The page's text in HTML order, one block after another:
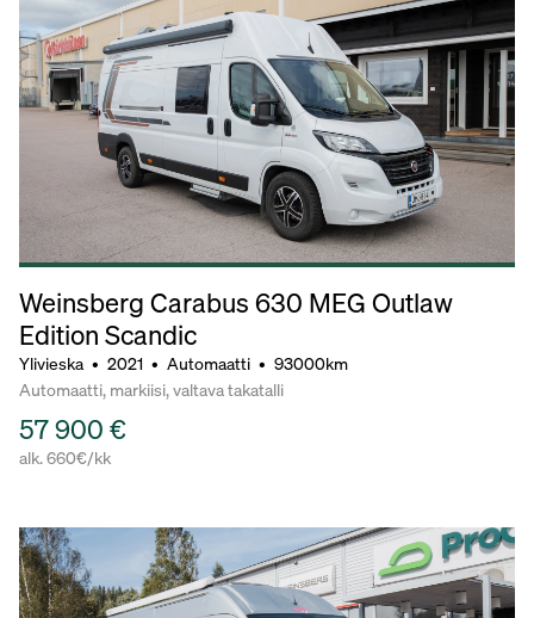
Weinsberg Carabus 630 MEG Outlaw
Edition Scandic
Ylivieska • 2021 • Automaatti • 93000km
Automaatti, markiisi, valtava takatalli
57 900 €
alk. 660€/kk